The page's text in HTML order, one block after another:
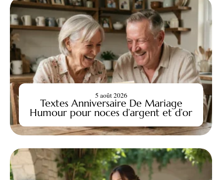
Textes Anniversaire De Mariage
Humour pour noces d’argent et d’or
5 août 2026